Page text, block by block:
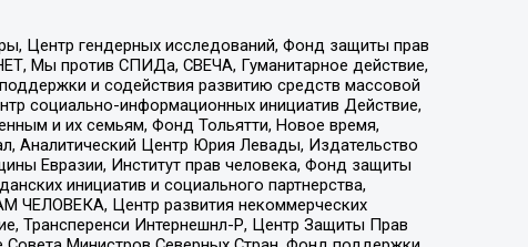
Центр гендерных исследований, Фонд защиты прав
Мы против СПИДа, СВЕЧА, Гуманитарное действие,
и содействия развитию средств массовой
социально-информационных инициатив Действие,
и их семьям, Фонд Тольятти, Новое время,
Аналитический Центр Юрия Левады, Издательство
Евразии, Институт прав человека, Фонд защиты
инициатив и социального партнерства,
ЧЕЛОВЕКА, Центр развития некоммерческих
Трансперенси Интернешнл-Р, Центр Защиты Прав